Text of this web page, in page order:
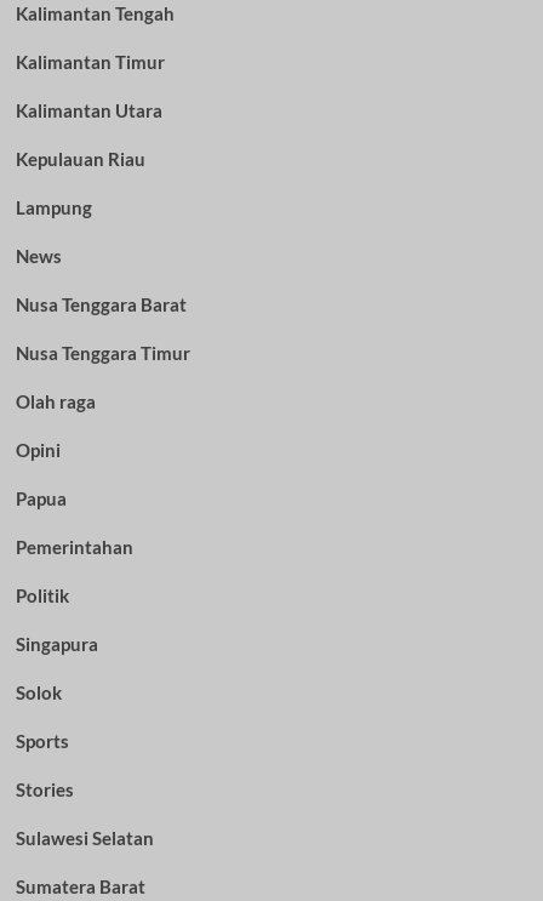
Kalimantan Tengah
Kalimantan Timur
Kalimantan Utara
Kepulauan Riau
Lampung
News
Nusa Tenggara Barat
Nusa Tenggara Timur
Olah raga
Opini
Papua
Pemerintahan
Politik
Singapura
Solok
Sports
Stories
Sulawesi Selatan
Sumatera Barat